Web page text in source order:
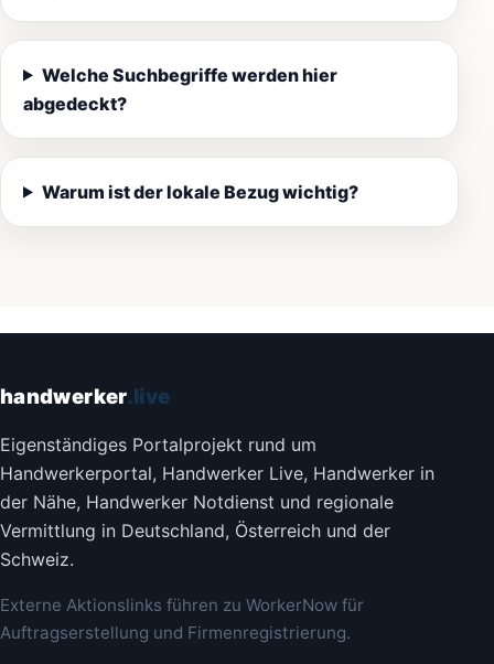
Welche Suchbegriffe werden hier
abgedeckt?
Warum ist der lokale Bezug wichtig?
handwerker.live
Eigenständiges Portalprojekt rund um
Handwerkerportal, Handwerker Live, Handwerker in
der Nähe, Handwerker Notdienst und regionale
Vermittlung in Deutschland, Österreich und der
Schweiz.
Externe Aktionslinks führen zu WorkerNow für
Auftragserstellung und Firmenregistrierung.